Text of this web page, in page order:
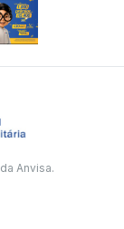
Anvisa.